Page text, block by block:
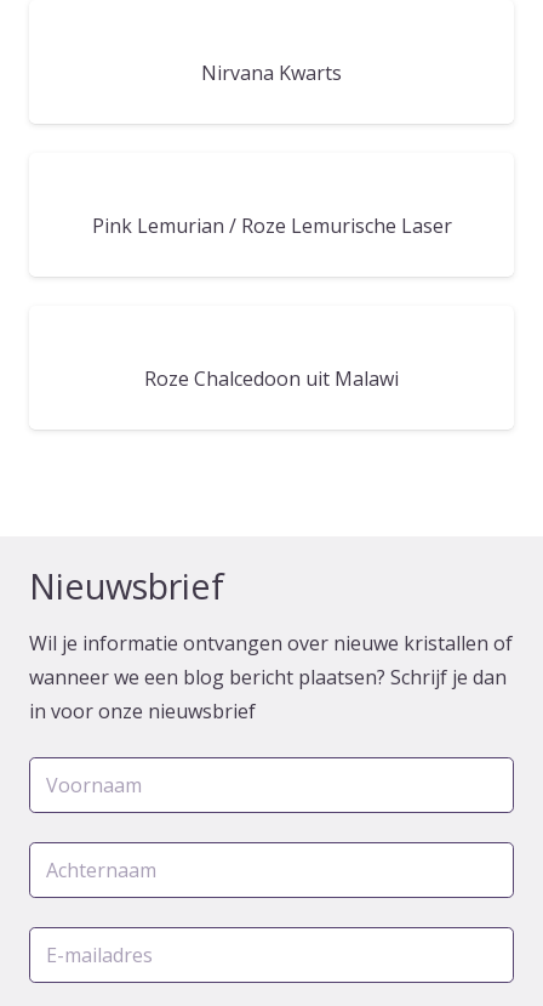
Nirvana Kwarts
Pink Lemurian / Roze Lemurische Laser
Roze Chalcedoon uit Malawi
Nieuwsbrief
Wil je informatie ontvangen over nieuwe kristallen of
wanneer we een blog bericht plaatsen? Schrijf je dan
in voor onze nieuwsbrief